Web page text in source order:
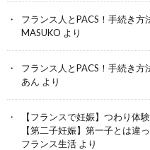
フランス人とPACS！手続き
MASUKO より
フランス人とPACS！手続き
あん より
【フランスで妊娠】つわり体
【第二子妊娠】第一子とは違
フランス生活 より